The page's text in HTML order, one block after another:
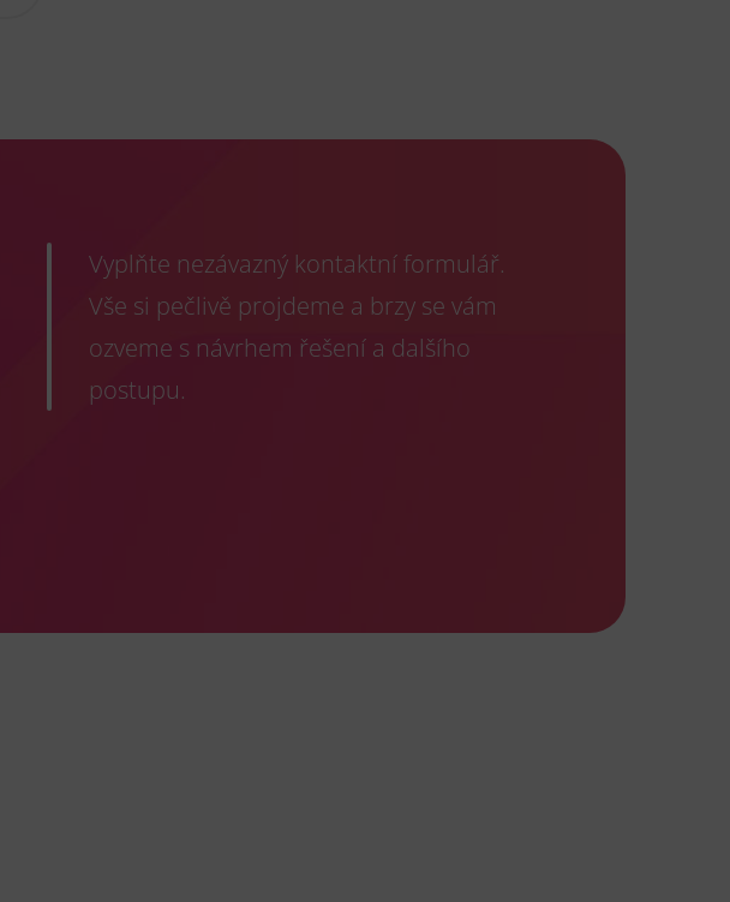
Vyplňte nezávazný kontaktní formulář.
Vše si pečlivě projdeme a brzy se vám
ozveme s návrhem řešení a dalšího
postupu.